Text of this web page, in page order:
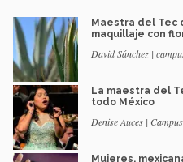
Maestra del Tec
maquillaje con
David Sánchez |
La maestra del
todo México
Denise Auces |
Mujeres,